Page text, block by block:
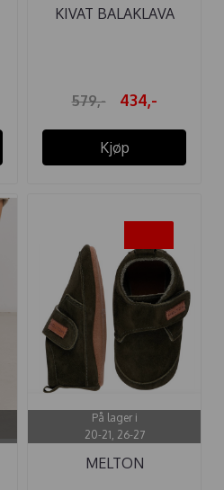
KIVAT BALAKLAVA
579,- 434,-
Kjøp
På lager i
20-21, 26-27
MELTON